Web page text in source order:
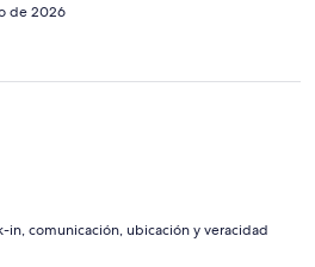
de 2026
in, comunicación, ubicación y veracidad